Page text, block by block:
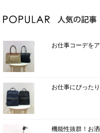
お仕事コーデを
お仕事にぴった
機能性抜群！お